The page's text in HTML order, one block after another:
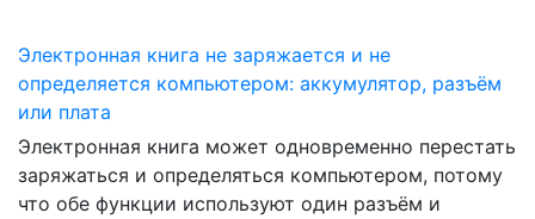
Электронная книга не заряжается и не
определяется компьютером: аккумулятор, разъём
или плата
Электронная книга может одновременно перестать
заряжаться и определяться компьютером, потому
что обе функции используют один разъём и